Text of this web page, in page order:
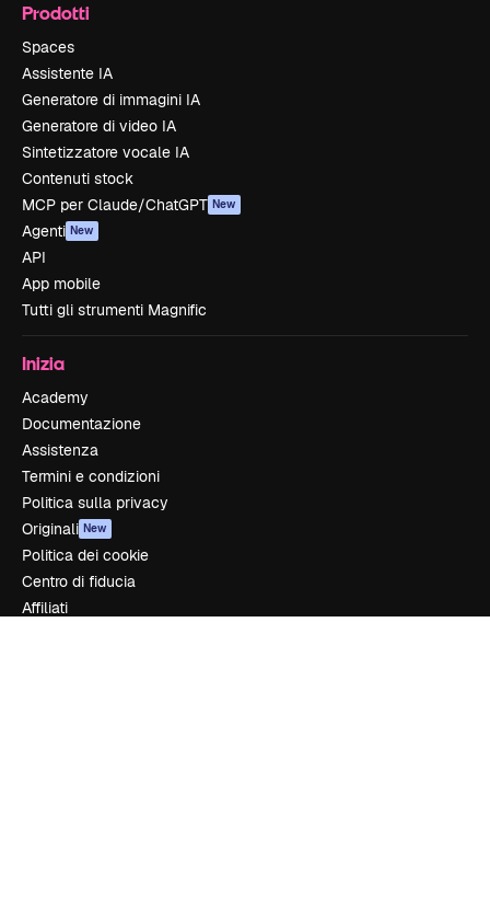
Prodotti
Spaces
Assistente IA
Generatore di immagini IA
Generatore di video IA
Sintetizzatore vocale IA
Contenuti stock
MCP per Claude/ChatGPT New
Agenti New
API
App mobile
Tutti gli strumenti Magnific
Inizia
Academy
Documentazione
Assistenza
Termini e condizioni
Politica sulla privacy
Originali New
Politica dei cookie
Centro di fiducia
Affiliati